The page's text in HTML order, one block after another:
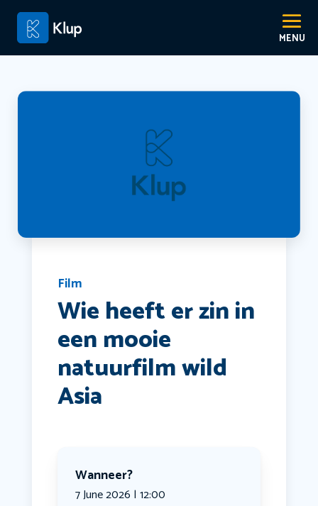
Film
Wie heeft er zin in
een mooie
natuurfilm wild
Asia
Wanneer?
7 June 2026 | 12:00